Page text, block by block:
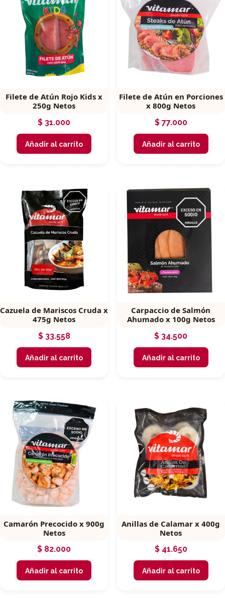
Filete de Atún Rojo Kids x
250g Netos
$ 31.000
Añadir al carrito
Filete de Atún en Porciones
x 800g Netos
$77.000
Añadir al carrito
Cazuela de Mariscos Cruda x
475g Netos
$33.558
Añadir al carrito
Carpaccio de Salmón
Ahumado x 100g Netos
$ 34.500
Añadir al carrito
Camarón Precocido x 900g
Netos
$ 82.000
Añadir al carrito
Anillas de Calamar x 400g
Netos
$41.650
Añadir al carrito